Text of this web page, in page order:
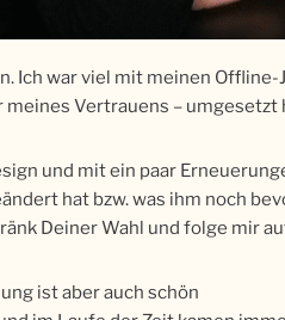
Ich war viel mit meinen
Vertrauens – umgesetzt
und mit ein paar
hat bzw. was ihm noch
Deiner Wahl und folge mir
ist aber auch schön